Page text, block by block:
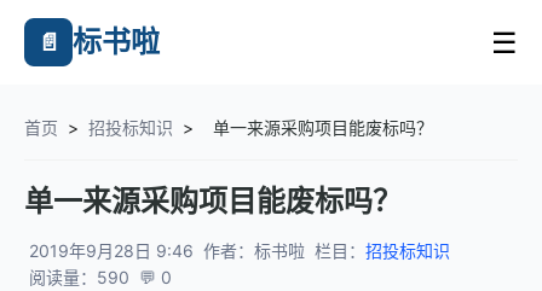
📄 标书啦 ☰
首页 > 招投标知识 > 单一来源采购项目能废标吗？
单一来源采购项目能废标吗？
2019年9月28日 9:46 作者：标书啦 栏目： 招投标知识
阅读量：590 💬 0